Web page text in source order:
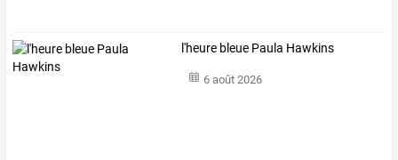
l'heure bleue Paula Hawkins
6 août 2026